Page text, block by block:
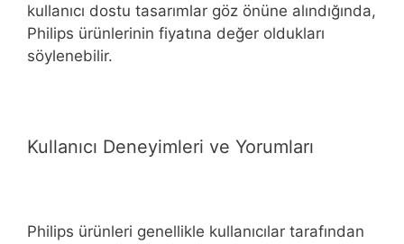
kullanıcı dostu tasarımlar göz önüne alındığında,
Philips ürünlerinin fiyatına değer oldukları
söylenebilir.
Kullanıcı Deneyimleri ve Yorumları
Philips ürünleri genellikle kullanıcılar tarafından